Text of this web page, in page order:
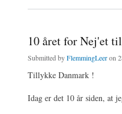
10 året for Nej'et
Submitted byFlemmingLeeron
Tillykke Danmark !
Idag er det 10 år siden, at